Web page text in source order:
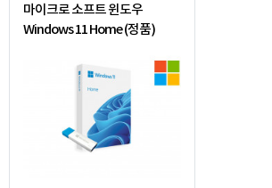
마이크로 소프트 윈도우
Windows 11 Home (정품)